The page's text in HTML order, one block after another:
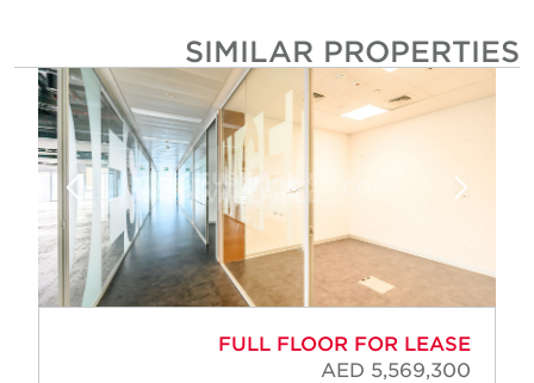
SIMILAR PROPERTIES
FULL FLOOR FOR LEASE
AED 5,569,300